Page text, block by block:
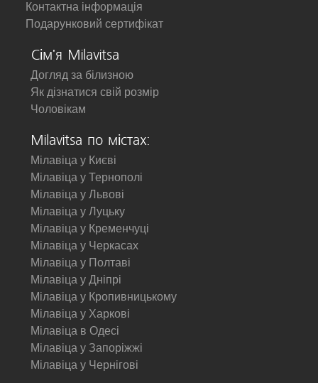
Контактна інформація
Подарунковий сертифікат
Сім'я Milavitsa
Догляд за білизною
Як дізнатися свій розмір
Чоловікам
Milavitsa по містах:
Мілавіца у Києві
Мілавіца у Тернополі
Мілавіца у Львові
Мілавіца у Луцьку
Мілавіца у Кременчуці
Мілавіца у Черкасах
Мілавіца у Полтаві
Мілавіца у Дніпрі
Мілавіца у Кропивницькому
Мілавіца у Харкові
Мілавіца в Одесі
Мілавіца у Запоріжжі
Мілавіца у Чернігові